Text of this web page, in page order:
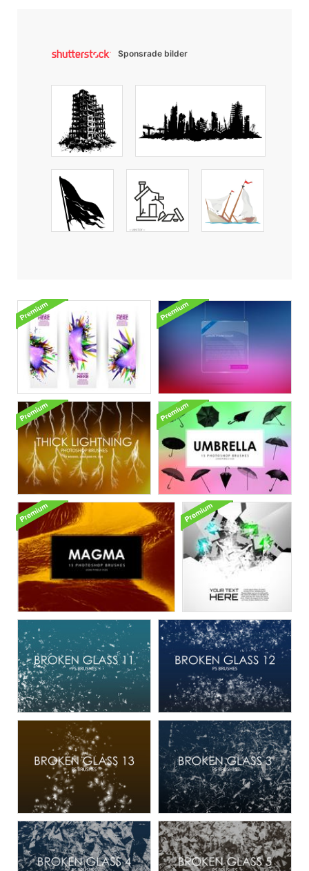
Sponsrade bilder